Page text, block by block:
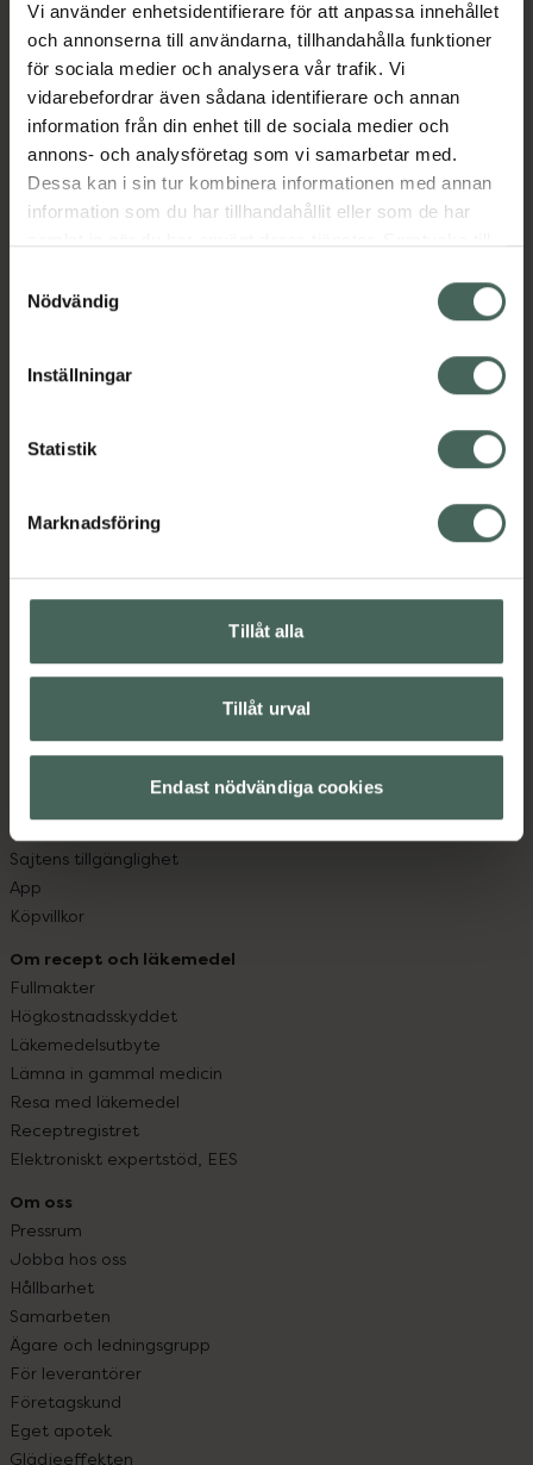
Vi använder enhetsidentifierare för att anpassa innehållet
och annonserna till användarna, tillhandahålla funktioner
för sociala medier och analysera vår trafik. Vi
vidarebefordrar även sådana identifierare och annan
information från din enhet till de sociala medier och
annons- och analysföretag som vi samarbetar med.
Dessa kan i sin tur kombinera informationen med annan
information som du har tillhandahållit eller som de har
återkalla ditt samtycke via webbplatsens
cookieinställningar. Ett återkallat samtycke påverkar inte
lagligheten av behandling som skett innan återkallelsen.
Nödvändig
Inställningar
Statistik
Marknadsföring
Tillåt alla
Tillåt urval
Endast nödvändiga cookies
Jämförpris 23,19 kr/st
EAN:05709817363470
Kategorier:
MageStomi
Mage
Kronans Apotek finns här för dig. Du hittar oss från Skåne i
syd till Lappland i norr, och online i mobilen och på
datorn. Oavsett vem du är så är det vårt uppdrag att
med oss.
Kundservice
Hitta apotek
Leverans, betalning och retur
Kundklubb
Sajtens tillgänglighet
App
Köpvillkor
Om recept och läkemedel
Fullmakter
Högkostnadsskyddet
Läkemedelsutbyte
Lämna in gammal medicin
Resa med läkemedel
Receptregistret
Elektroniskt expertstöd, EES
Om oss
Pressrum
Jobba hos oss
Hållbarhet
Samarbeten
Ägare och ledningsgrupp
För leverantörer
Företagskund
Eget apotek
Glädjeeffekten